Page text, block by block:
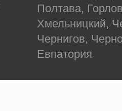
Полтава,
Хмельницкий,
Чернигов,
Евпатория